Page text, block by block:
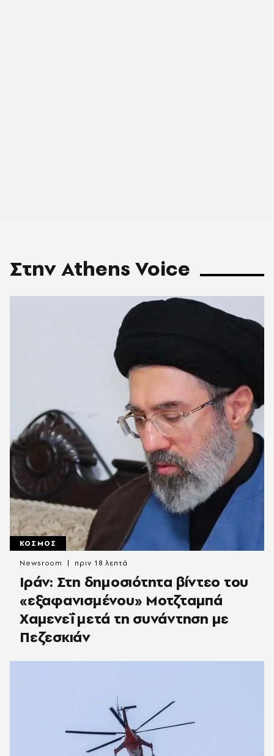
Στην Athens Voice
ΚΟΣΜΟΣ
Ιράν: Στη δημοσιότητα βίντεο του
«εξαφανισμένου» Μοτζταμπά
Χαμενεΐ μετά τη συνάντηση με
Πεζεσκιάν
Newsroom πριν 18 λεπτά